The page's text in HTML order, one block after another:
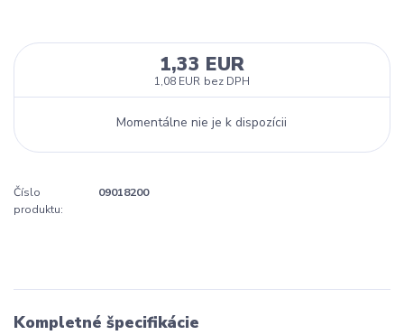
1,33 EUR
1,08 EUR bez DPH
Momentálne nie je k dispozícii
Číslo
produktu:
09018200
Kompletné špecifikácie